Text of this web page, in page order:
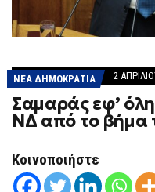
ΝΕΑ ΔΗΜΟΚΡΑΤΙΑ 2
Σαμαράς εφ’
ΝΔ από το βήμα
Κοινοποιήστε